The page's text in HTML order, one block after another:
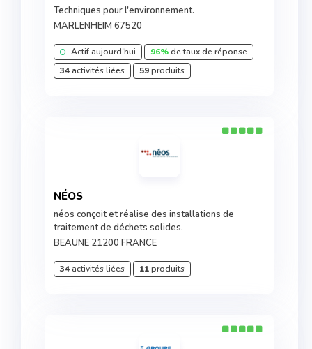
Techniques pour l'environnement.
MARLENHEIM 67520
Actif aujourd'hui 96%de taux de réponse
34activités liées 59produits
NÉOS
néos conçoit et réalise des installations de
traitement de déchets solides.
BEAUNE 21200 FRANCE
34activités liées 11produits